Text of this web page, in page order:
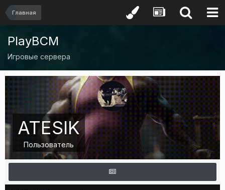
Главная
PlayBCM
Игровые сервера
ATESIK
Пользователь